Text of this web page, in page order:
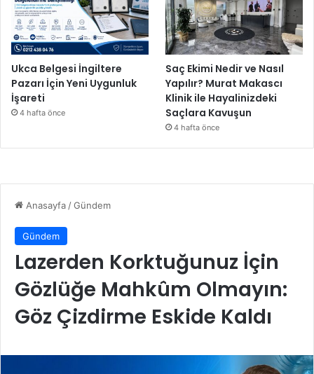
Ukca Belgesi İngiltere
Pazarı İçin Yeni Uygunluk
İşareti
4 hafta önce
Saç Ekimi Nedir ve Nasıl
Yapılır? Murat Makascı
Klinik ile Hayalinizdeki
Saçlara Kavuşun
4 hafta önce